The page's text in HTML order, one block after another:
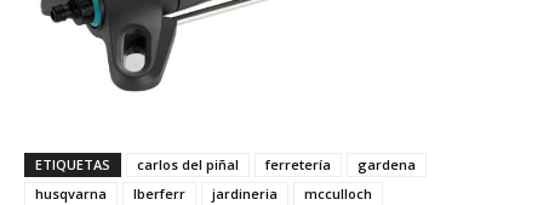
ETIQUETAS carlos del piñal ferretería
gardena
husqvarna
Iberferr jardineria mcculloch